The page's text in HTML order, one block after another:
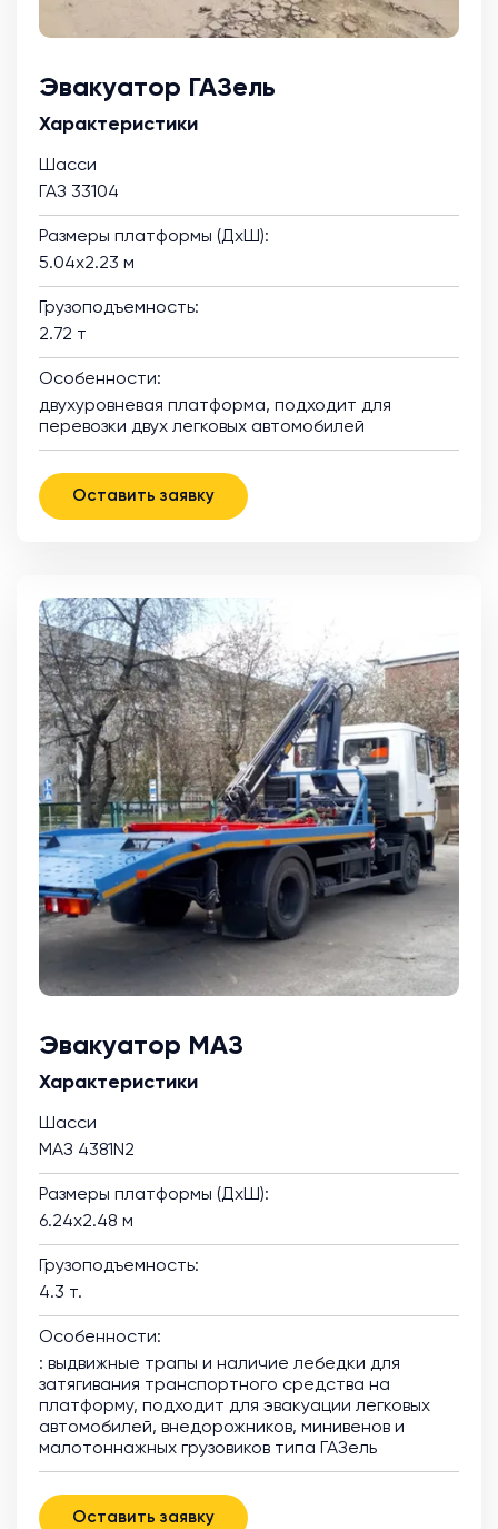
Эвакуатор ГАЗель
Характеристики
Шасси
ГАЗ 33104
Размеры платформы (ДхШ):
5.04х2.23 м
Грузоподъемность:
2.72 т
Особенности:
двухуровневая платформа, подходит для
перевозки двух легковых автомобилей
Оставить заявку
Эвакуатор МАЗ
Характеристики
Шасси
МАЗ 4381N2
Размеры платформы (ДхШ):
6.24х2.48 м
Грузоподъемность:
4.3 т.
Особенности:
: выдвижные трапы и наличие лебедки для
затягивания транспортного средства на
платформу, подходит для эвакуации легковых
автомобилей, внедорожников, минивенов и
малотоннажных грузовиков типа ГАЗель
Оставить заявку